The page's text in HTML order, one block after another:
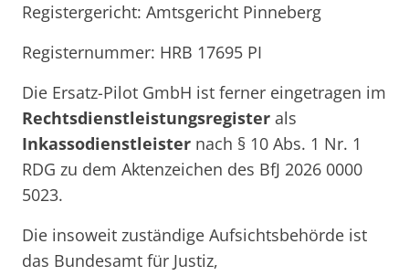
Registergericht: Amtsgericht Pinneberg
Registernummer: HRB 17695 PI
Die Ersatz-Pilot GmbH ist ferner eingetragen im
Rechtsdienstleistungsregister als
Inkassodienstleister nach § 10 Abs. 1 Nr. 1
RDG zu dem Aktenzeichen des BfJ 2026 0000
5023.
Die insoweit zuständige Aufsichtsbehörde ist
das Bundesamt für Justiz,